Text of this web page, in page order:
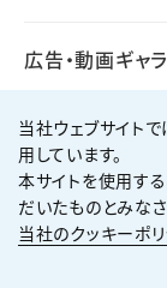
広告・動画ギャ
個人情報保護方針
サイトマップ
当社ウェブサイト
用しています。
本サイトを使用す
だいたものとみなさ
当社のクッキーポ